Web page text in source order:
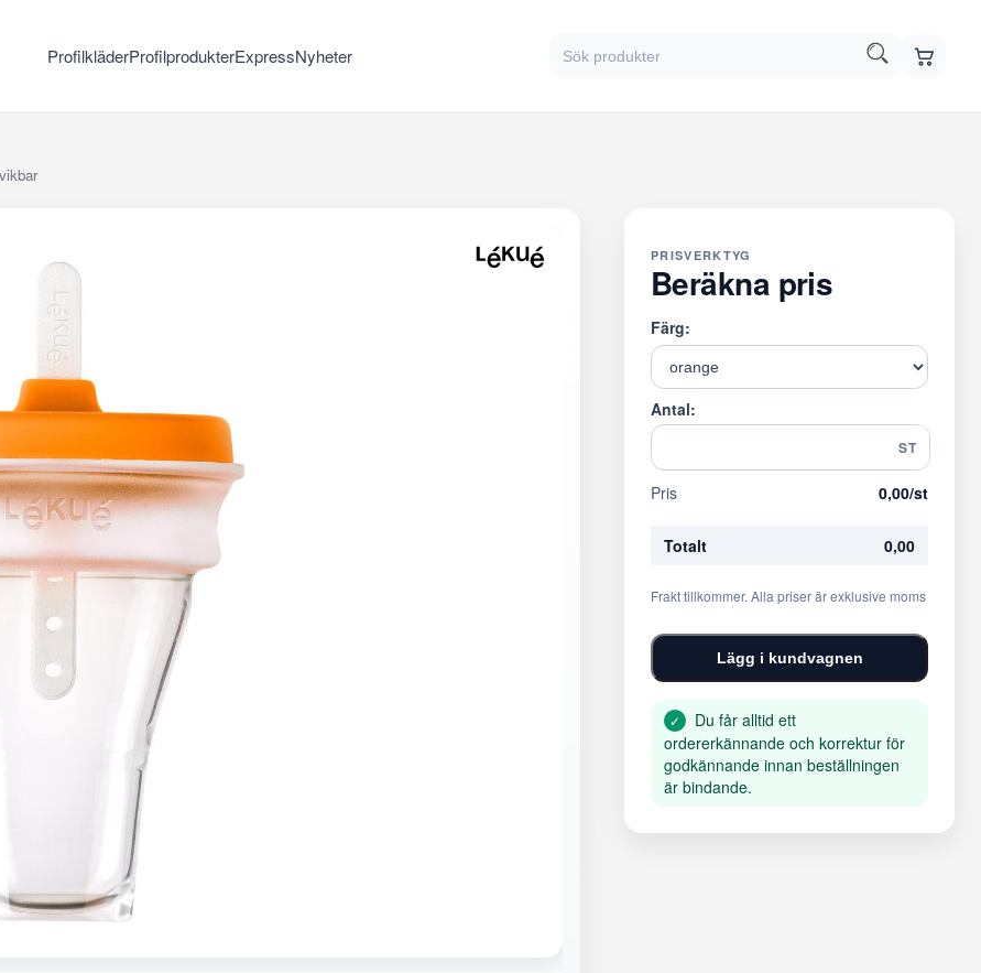
ProfilkläderProfilprodukterExpressNyheter
PRISVERKTYG
Beräkna pris
Färg:
Antal:
ST
Pris 0,00/st
Totalt 0,00
Frakt tillkommer. Alla priser är exklusive moms
Lägg i kundvagnen
✓
Du får alltid ett
ordererkännande och korrektur för
godkännande innan beställningen
är bindande.